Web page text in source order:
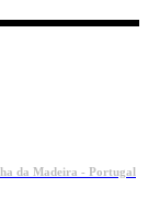
da Madeira - Portugal